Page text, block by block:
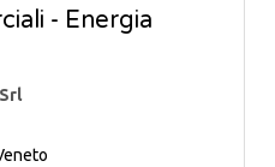
- Energia